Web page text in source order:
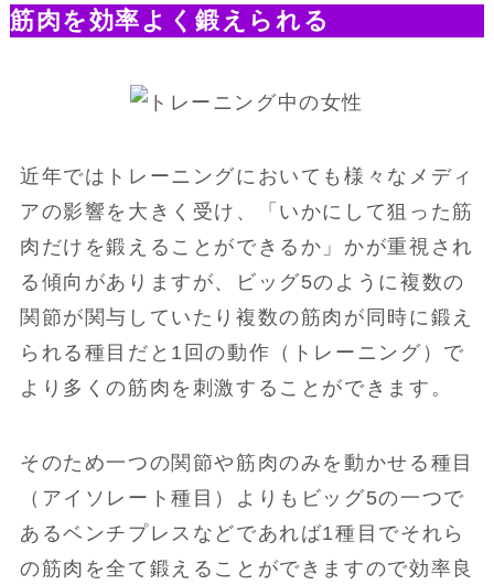
筋肉を効率よく鍛えられる
近年ではトレーニングにおいても様々なメディ
アの影響を大きく受け、「いかにして狙った筋
肉だけを鍛えることができるか」かが重視され
る傾向がありますが、ビッグ5のように複数の
関節が関与していたり複数の筋肉が同時に鍛え
られる種目だと1回の動作（トレーニング）で
より多くの筋肉を刺激することができます。
そのため一つの関節や筋肉のみを動かせる種目
（アイソレート種目）よりもビッグ5の一つで
あるベンチプレスなどであれば1種目でそれら
の筋肉を全て鍛えることができますので効率良